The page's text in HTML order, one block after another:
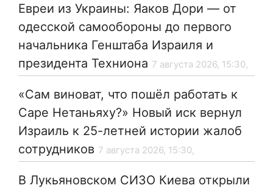
Евреи из Украины: Яаков Дори — от
одесской самообороны до первого
начальника Генштаба Израиля и
президента Техниона 7 августа 2026, 15:30,
«Сам виноват, что пошёл работать к
Саре Нетаньяху?» Новый иск вернул
Израиль к 25-летней истории жалоб
сотрудников 7 августа 2026, 15:30,
В Лукьяновском СИЗО Киева открыли